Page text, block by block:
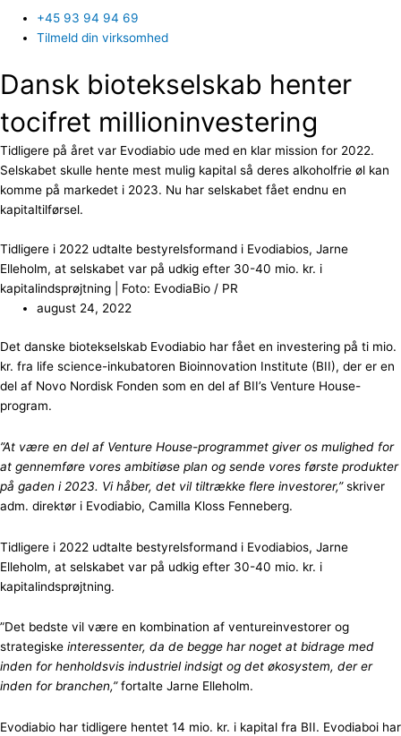
+45 93 94 94 69
Tilmeld din virksomhed
Dansk biotekselskab henter
tocifret millioninvestering
Tidligere på året var Evodiabio ude med en klar mission for 2022.
Selskabet skulle hente mest mulig kapital så deres alkoholfrie øl kan
komme på markedet i 2023. Nu har selskabet fået endnu en
kapitaltilførsel.
Tidligere i 2022 udtalte bestyrelsformand i Evodiabios, Jarne
Elleholm, at selskabet var på udkig efter 30-40 mio. kr. i
kapitalindsprøjtning | Foto: EvodiaBio / PR
august 24, 2022
Det danske biotekselskab Evodiabio har fået en investering på ti mio.
kr. fra life science-inkubatoren Bioinnovation Institute (BII), der er en
del af Novo Nordisk Fonden som en del af BII’s Venture House-
program.
”At være en del af Venture House-programmet giver os mulighed for
at gennemføre vores ambitiøse plan og sende vores første produkter
på gaden i 2023. Vi håber, det vil tiltrække flere investorer,”skriver
adm. direktør i Evodiabio, Camilla Kloss Fenneberg.
Tidligere i 2022 udtalte bestyrelsformand i Evodiabios, Jarne
Elleholm, at selskabet var på udkig efter 30-40 mio. kr. i
kapitalindsprøjtning.
”Det bedste vil være en kombination af ventureinvestorer og
strategiske interessenter, da de begge har noget at bidrage med
inden for henholdsvis industriel indsigt og det økosystem, der er
inden for branchen,”fortalte Jarne Elleholm.
Evodiabio har tidligere hentet 14 mio. kr. i kapital fra BII. Evodiaboi har